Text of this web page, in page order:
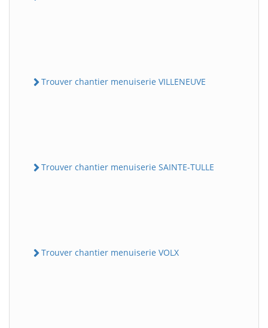
Trouver chantier menuiserie VILLENEUVE
Trouver chantier menuiserie SAINTE-TULLE
Trouver chantier menuiserie VOLX